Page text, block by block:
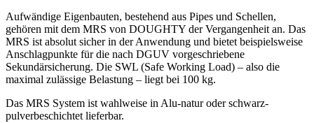
Aufwändige Eigenbauten, bestehend aus Pipes und Schellen,
gehören mit dem MRS von DOUGHTY der Vergangenheit an. Das
MRS ist absolut sicher in der Anwendung und bietet beispielsweise
Anschlagpunkte für die nach DGUV vorgeschriebene
Sekundärsicherung. Die SWL (Safe Working Load) – also die
maximal zulässige Belastung – liegt bei 100 kg.
Das MRS System ist wahlweise in Alu-natur oder schwarz-
pulverbeschichtet lieferbar.